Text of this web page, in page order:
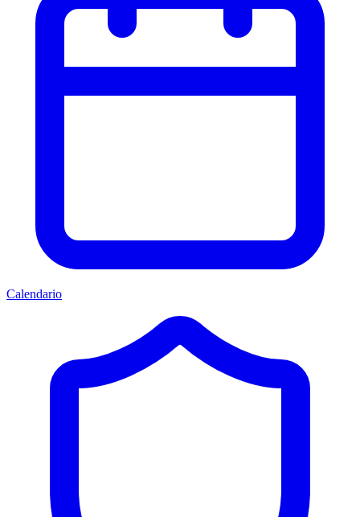
Calendario